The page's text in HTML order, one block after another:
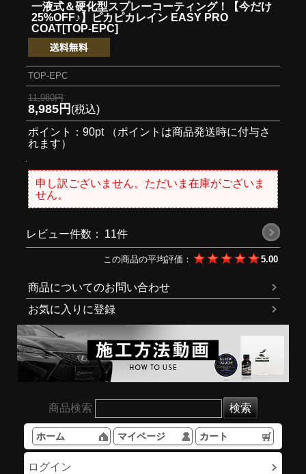
一液式＆硬化型スプレーコーティング！
【今だけ
25%OFF♪】ピカピカレイン EASY PRO
COAT[TOP-EPC]
TOP-EPC
11,980円
8,985円 (税込)
ポイント：90pt （ポイントは商品発送時に付与さ
れます）
申し訳ございません。ただいま在庫がございま
せん。
レビュー件数： 11件
この商品の平均評価： 5.00
商品についてのお問い合わせ
お気に入りに登録
商品検索
ホーム マイページ カート
ログイン